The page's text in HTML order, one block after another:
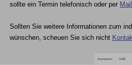
sollte ein Termin telefonisch oder per Mail
Sollten Sie weitere Informationen zum
wünschen, scheuen Sie sich nicht